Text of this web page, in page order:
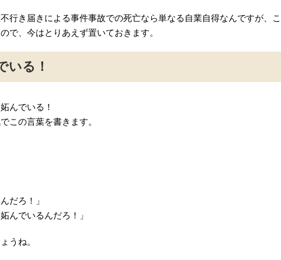
行き届きによる事件事故での死亡なら単なる自業自得なんですが、こ
で、今はとりあえず置いておきます。
いる！
んでいる！
この言葉を書きます。
だろ！」
んでいるんだろ！」
うね。